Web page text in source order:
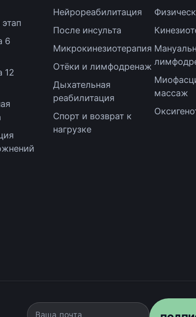
6
12
Нейрореабилитация
После инсульта
Микрокинезиотерапия
Отёки и лимфодренаж
Дыхательная
реабилитация
Спорт и возврат к
нагрузке
массаж
Ваша почта